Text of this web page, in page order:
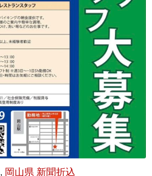
, 岡山県 新聞折込